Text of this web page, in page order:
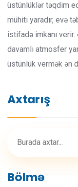
üstünlüklər təqdim
mühiti yaradır, evə
istifadə imkanı
davamlı atmosfer
üstünlük vermək ən
Axtarış
Bölmə